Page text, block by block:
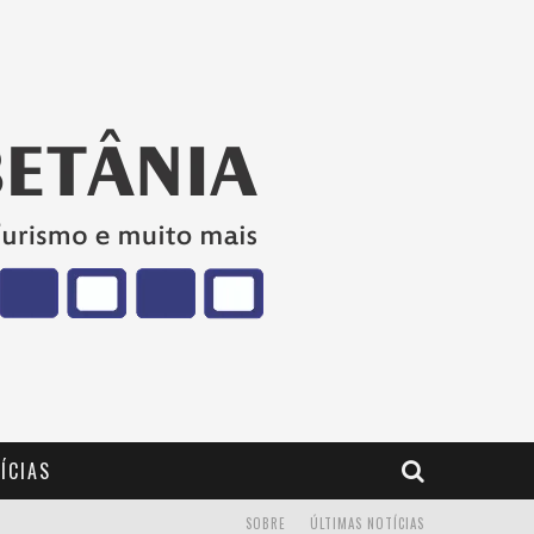
ÚLTIMAS NOTÍCIAS
SOBRE